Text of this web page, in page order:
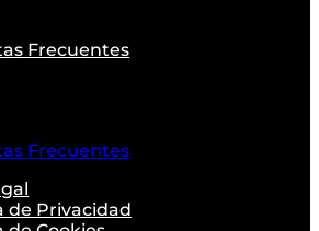
Frecuentes
Frecuentes
de Privacidad